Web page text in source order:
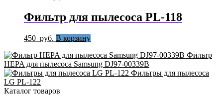
Фильтр для пылесоса PL-118
450 руб. В корзину
Фильтр
HEPA для пылесоса Samsung DJ97-00339B
Фильтры для пылесоса
LG PL-122
Каталог товаров